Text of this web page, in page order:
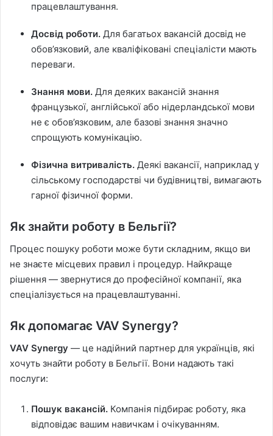
працевлаштування.
Досвід роботи. Для багатьох вакансій досвід не
обов’язковий, але кваліфіковані спеціалісти мають
переваги.
Знання мови. Для деяких вакансій знання
французької, англійської або нідерландської мови
не є обов’язковим, але базові знання значно
спрощують комунікацію.
Фізична витривалість. Деякі вакансії, наприклад у
сільському господарстві чи будівництві, вимагають
гарної фізичної форми.
Як знайти роботу в Бельгії?
Процес пошуку роботи може бути складним, якщо ви
не знаєте місцевих правил і процедур. Найкраще
рішення — звернутися до професійної компанії, яка
спеціалізується на працевлаштуванні.
Як допомагає VAV Synergy?
VAV Synergy — це надійний партнер для українців, які
хочуть знайти роботу в Бельгії. Вони надають такі
послуги:
Пошук вакансій. Компанія підбирає роботу, яка
відповідає вашим навичкам і очікуванням.